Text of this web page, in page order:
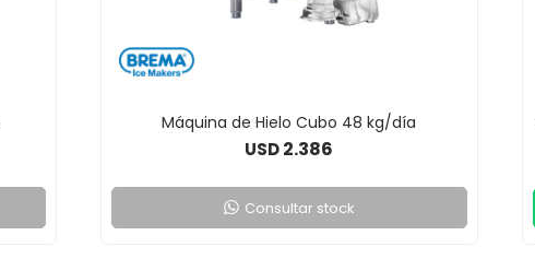
Máquina de Hielo Cubo 48 kg/día
USD2.386
Consultar stock